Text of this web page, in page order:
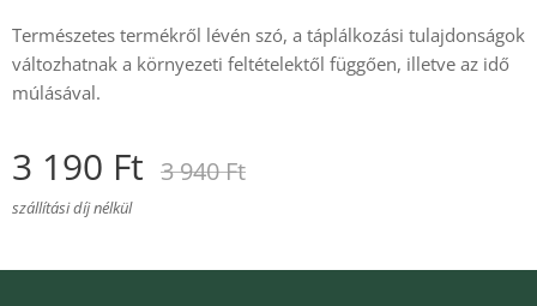
Természetes termékről lévén szó, a táplálkozási tulajdonságok
változhatnak a környezeti feltételektől függően, illetve az idő
múlásával.
3 190 Ft 3 940Ft
szállítási díj nélkül